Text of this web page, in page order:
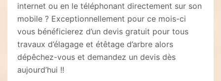
internet ou en le téléphonant directement sur son
mobile ? Exceptionnellement pour ce mois-ci
vous bénéficierez d’un devis gratuit pour tous
travaux d’élagage et étêtage d’arbre alors
dépêchez-vous et demandez un devis dès
aujourd’hui !!